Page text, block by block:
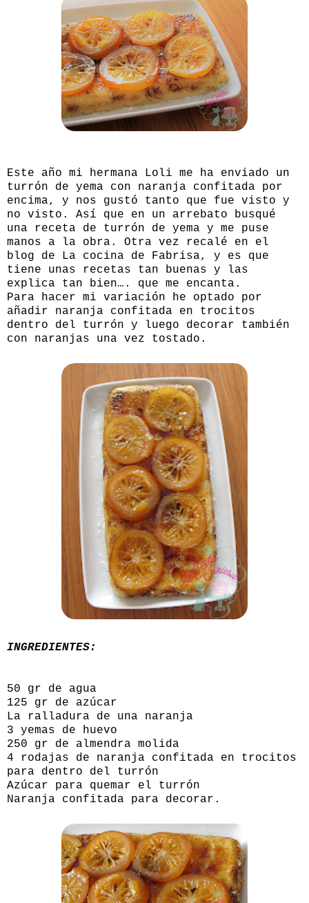
Este año mi hermana Loli me ha enviado un
turrón de yema con naranja confitada por
encima, y nos gustó tanto que fue visto y
no visto. Así que en un arrebato busqué
una receta de turrón de yema y me puse
manos a la obra. Otra vez recalé en el
blog de La cocina de Fabrisa, y es que
tiene unas recetas tan buenas y las
explica tan bien…. que me encanta.
Para hacer mi variación he optado por
añadir naranja confitada en trocitos
dentro del turrón y luego decorar también
con naranjas una vez tostado.
INGREDIENTES:
50 gr de agua
125 gr de azúcar
La ralladura de una naranja
3 yemas de huevo
250 gr de almendra molida
4 rodajas de naranja confitada en trocitos
para dentro del turrón
Azúcar para quemar el turrón
Naranja confitada para decorar.